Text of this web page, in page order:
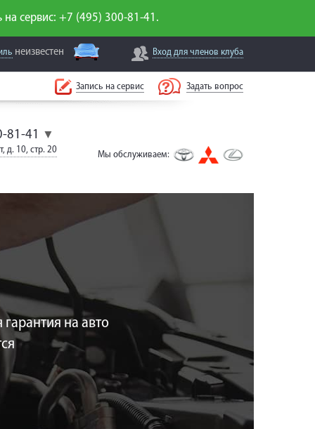
на сервис: +7 (495) 300-81-41.
неизвестен Вход для членов клуба
Запись на сервис Задать вопрос
81-41 ▼
д. 10, стр. 20 Мы обслуживаем:
гарантия на авто